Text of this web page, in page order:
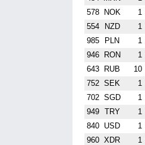
578 NOK 1
554 NZD 1
985 PLN 1
946 RON 1
643 RUB 10
752 SEK 1
702 SGD 1
949 TRY 1
840 USD 1
960 XDR 1